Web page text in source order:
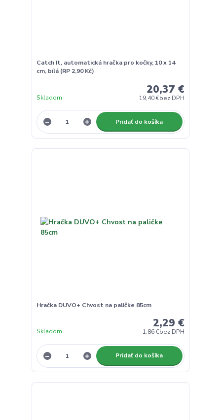
Catch It, automatická hračka pro kočky, 10 x 14
cm, bílá (RP 2,90 Kč)
20,37 €
19,40 €bez DPH
Skladom
Pridať do košíka
Hračka DUVO+ Chvost na paličke 85cm
2,29 €
1,86 €bez DPH
Skladom
Pridať do košíka